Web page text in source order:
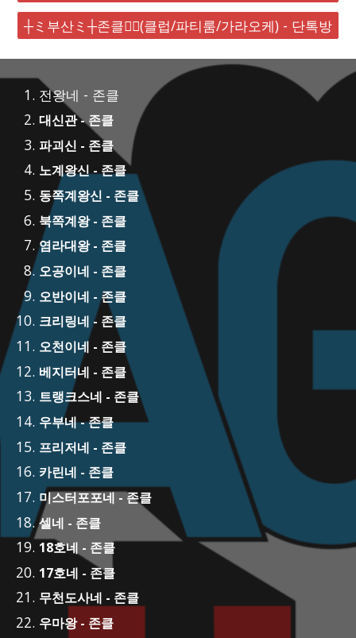
┼ミ부산ミ┼존클❤️‍🔥(클럽/파티룸/가라오케) - 단톡방
전왕네 - 존클
대신관 - 존클
파괴신 - 존클
노계왕신 - 존클
동쪽계왕신 - 존클
북쪽계왕 - 존클
염라대왕 - 존클
오공이네 - 존클
오반이네 - 존클
크리링네 - 존클
오천이네 - 존클
베지터네 - 존클
트랭크스네 - 존클
우부네 - 존클
프리저네 - 존클
카린네 - 존클
미스터포포네 - 존클
셀네 - 존클
18호네 - 존클
17호네 - 존클
무천도사네 - 존클
우마왕 - 존클